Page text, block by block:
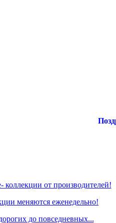
от производителей!
меняются еженедельно!
до повседневных...